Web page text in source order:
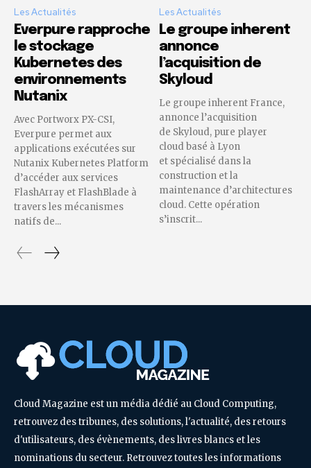
Les Actualités
Everpure rapproche
le stockage
Kubernetes des
environnements
Nutanix
Avec Portworx PX-CSI,
Everpure permet aux
applications exécutées sur
Nutanix Kubernetes Platform
d’accéder aux services
FlashArray et FlashBlade à
travers les mécanismes
natifs de...
Les Actualités
Le groupe inherent
annonce
l’acquisition de
Skyloud
Le groupe inherent France,
annonce l’acquisition
de Skyloud, pure player
cloud basé à Lyon
et spécialisé dans la
construction et la
maintenance d’architectures
cloud. Cette opération
s’inscrit...
Cloud Magazine est un média dédié au Cloud Computing,
retrouvez des tribunes, des solutions, l'actualité, des retours
d'utilisateurs, des évènements, des livres blancs et les
nominations du secteur. Retrouvez toutes les informations